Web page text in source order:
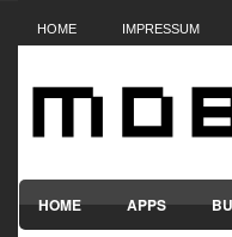
HOME IMPRESSUM
HOME APPS